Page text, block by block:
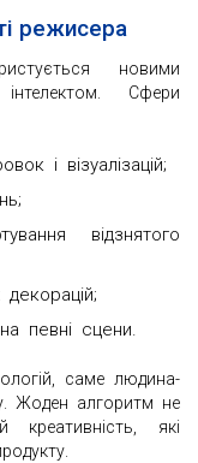
режисера
новими
Сфери
і візуалізацій;
відзнятого
на певні сцени.
саме людина-
Жоден алгоритм не
креативність, які